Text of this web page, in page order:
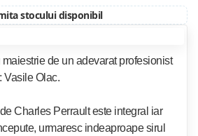
stocului disponibil
de un adevarat profesionist
Vasile Olac.
Charles Perrault este integral iar
urmaresc indeaproape sirul